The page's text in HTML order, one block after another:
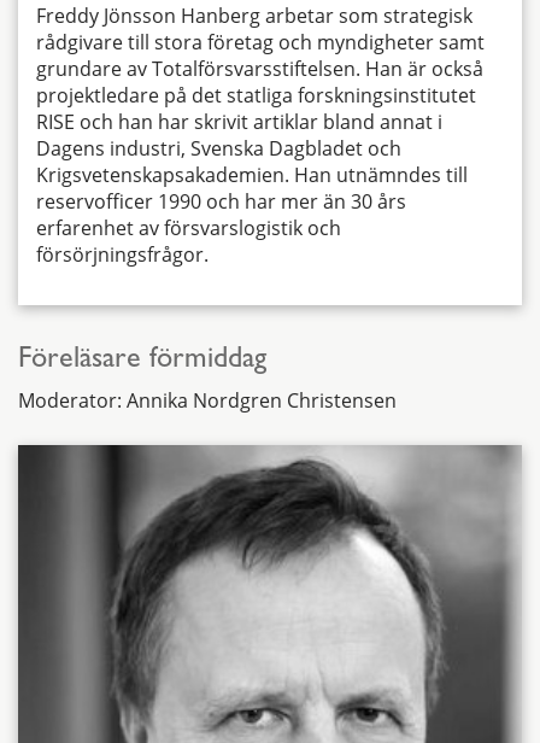
Freddy Jönsson Hanberg arbetar som strategisk
rådgivare till stora företag och myndigheter samt
grundare av Totalförsvarsstiftelsen. Han är också
projektledare på det statliga forskningsinstitutet
RISE och han har skrivit artiklar bland annat i
Dagens industri, Svenska Dagbladet och
Krigsvetenskapsakademien. Han utnämndes till
reservofficer 1990 och har mer än 30 års
erfarenhet av försvarslogistik och
försörjningsfrågor.
Föreläsare förmiddag
Moderator: Annika Nordgren Christensen